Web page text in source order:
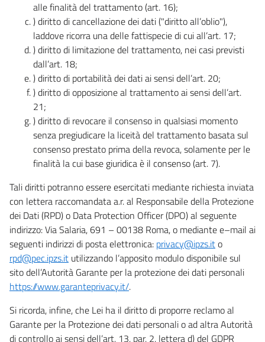
alle finalità del trattamento (art. 16);
) diritto di cancellazione dei dati ("diritto all’oblio"),
laddove ricorra una delle fattispecie di cui all’art. 17;
) diritto di limitazione del trattamento, nei casi previsti
dall’art. 18;
) diritto di portabilità dei dati ai sensi dell’art. 20;
) diritto di opposizione al trattamento ai sensi dell’art.
21;
) diritto di revocare il consenso in qualsiasi momento
senza pregiudicare la liceità del trattamento basata sul
consenso prestato prima della revoca, solamente per le
finalità la cui base giuridica è il consenso (art. 7).
Tali diritti potranno essere esercitati mediante richiesta inviata
con lettera raccomandata a.r. al Responsabile della Protezione
dei Dati (RPD) o Data Protection Officer (DPO) al seguente
indirizzo: Via Salaria, 691 – 00138 Roma, o mediante e–mail ai
seguenti indirizzi di posta elettronica: privacy@ipzs.ito
rpd@pec.ipzs.it utilizzando l’apposito modulo disponibile sul
sito dell’Autorità Garante per la protezione dei dati personali
https://www.garanteprivacy.it/.
Si ricorda, infine, che Lei ha il diritto di proporre reclamo al
Garante per la Protezione dei dati personali o ad altra Autorità
di controllo ai sensi dell’art. 13, par. 2, lettera d) del GDPR